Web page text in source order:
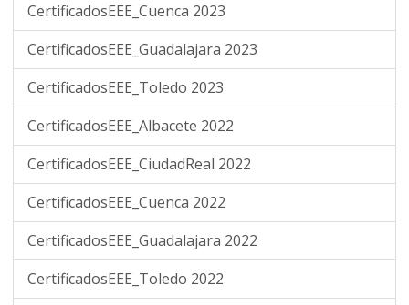
CertificadosEEE_Cuenca 2023
CertificadosEEE_Guadalajara 2023
CertificadosEEE_Toledo 2023
CertificadosEEE_Albacete 2022
CertificadosEEE_CiudadReal 2022
CertificadosEEE_Cuenca 2022
CertificadosEEE_Guadalajara 2022
CertificadosEEE_Toledo 2022